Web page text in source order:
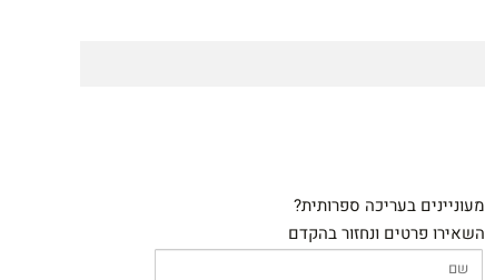
מעוניינים בעריכה ספרותית?
השאירו פרטים ונחזור בהקדם